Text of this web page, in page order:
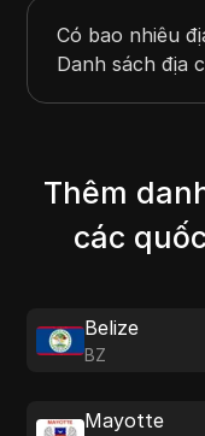
Có bao nhiêu
Danh sách địa
Thêm
các
Belize
BZ
Mayotte